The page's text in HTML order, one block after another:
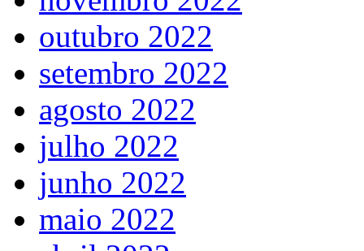
outubro 2022
setembro 2022
agosto 2022
julho 2022
junho 2022
maio 2022